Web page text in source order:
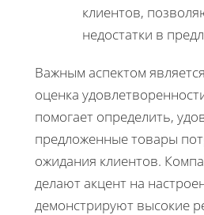
клиентов,
недостатки в
Важным аспектом
оценка
помогает определить,
предложенные товары
ожидания клиентов.
делают акцент на
демонстрируют высокие